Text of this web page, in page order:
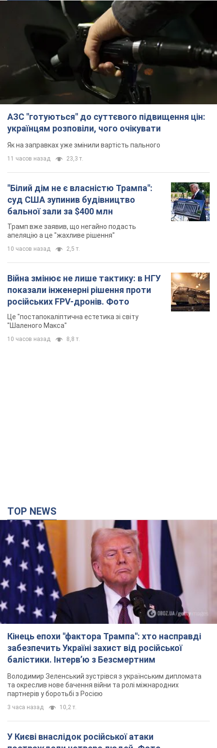
Як на заправках уже змінили вартість пального
23,3 т.
"Білий дім не є власністю Трампа":
суд США зупинив будівництво
бальної зали за $400 млн
Трамп вже заявив, що негайно подасть
апеляцію а це "жахливе рішення"
10 часов назад 2,5 т.
Війна змінює не лише тактику: в НГУ
показали інженерні рішення проти
"Шаленого Макса"
10 часов назад 8,8 т.
забезпечить Україні захист від російської
балістики. Інтерв’ю з Безсмертним
Володимир Зеленський зустрівся з українським дипломата
та окреслив нове бачення війни та ролі міжнародних
партнерів у боротьбі з Росією
3 часа назад
У Києві внаслідок російської атаки
постраждали четверо людей. Фото
3 часа назад 19,7 т.
Росіяни атакували дроном лікарню у Херсоні:
постраждали медпрацівниці
Загалом постраждали чотири жінки – і вони не єдині поранені
за добу
9 часов назад 4,1 т.